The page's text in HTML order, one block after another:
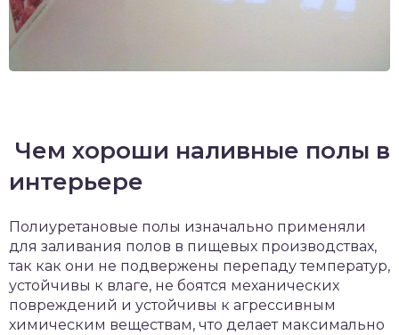
Чем хороши наливные полы в
интерьере
Полиуретановые полы изначально применяли
для заливания полов в пищевых производствах,
так как они не подвержены перепаду температур,
устойчивы к влаге, не боятся механических
повреждений и устойчивы к агрессивным
химическим веществам, что делает максимально